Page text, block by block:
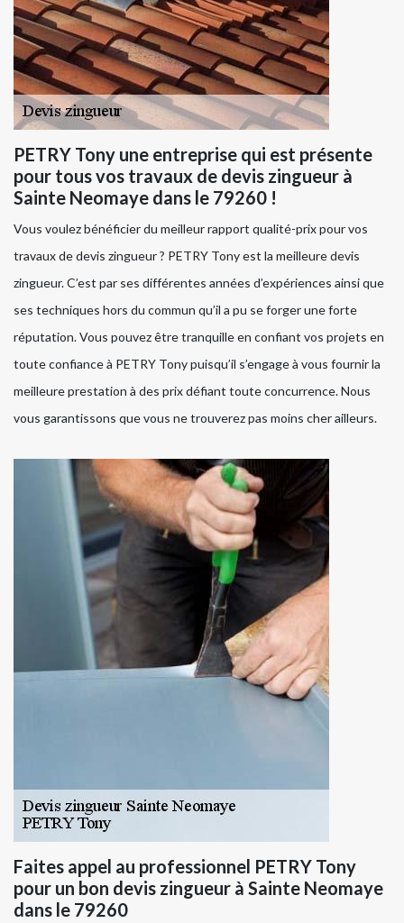
PETRY Tony une entreprise qui est présente
pour tous vos travaux de devis zingueur à
Sainte Neomaye dans le 79260 !
Vous voulez bénéficier du meilleur rapport qualité-prix pour vos
travaux de devis zingueur ? PETRY Tony est la meilleure devis
zingueur. C’est par ses différentes années d’expériences ainsi que
ses techniques hors du commun qu’il a pu se forger une forte
réputation. Vous pouvez être tranquille en confiant vos projets en
toute confiance à PETRY Tony puisqu’il s’engage à vous fournir la
meilleure prestation à des prix défiant toute concurrence. Nous
vous garantissons que vous ne trouverez pas moins cher ailleurs.
Faites appel au professionnel PETRY Tony
pour un bon devis zingueur à Sainte Neomaye
dans le 79260